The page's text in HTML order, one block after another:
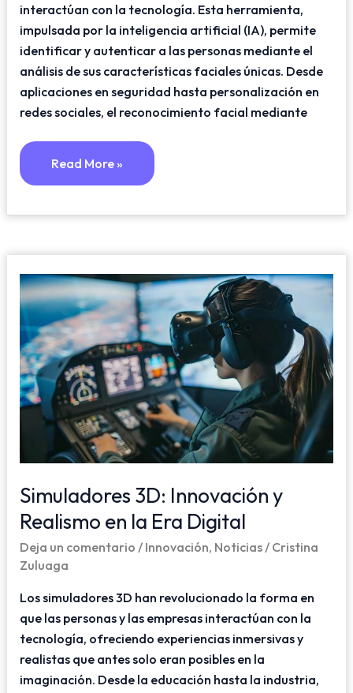
interactúan con la tecnología. Esta herramienta,
impulsada por la inteligencia artificial (IA), permite
identificar y autenticar a las personas mediante el
análisis de sus características faciales únicas. Desde
aplicaciones en seguridad hasta personalización en
redes sociales, el reconocimiento facial mediante
Read More »
Simuladores 3D: Innovación y
Realismo en la Era Digital
Deja un comentario / Innovación, Noticias/ Cristina
Zuluaga
Los simuladores 3D han revolucionado la forma en
que las personas y las empresas interactúan con la
tecnología, ofreciendo experiencias inmersivas y
realistas que antes solo eran posibles en la
imaginación. Desde la educación hasta la industria,
Simuladores
3D:
Innovación
Y
Realismo
En
La
Era
Digital